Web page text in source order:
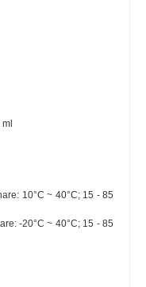
ml
10°C ~ 40°C; 15 - 85
-20°C ~ 40°C; 15 - 85